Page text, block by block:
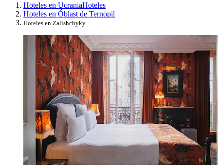
Hoteles en UcraniaHoteles
Hoteles en Óblast de Ternopil
Hoteles en Zalishchyky